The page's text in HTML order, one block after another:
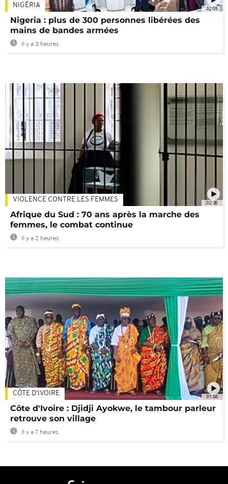
02:08
NIGÉRIA
Nigeria : plus de 300 personnes libérées des
mains de bandes armées
Il y a 3 heures
02:30
VIOLENCE CONTRE LES FEMMES
Afrique du Sud : 70 ans après la marche des
femmes, le combat continue
Il y a 2 heures
01:58
CÔTE D'IVOIRE
Côte d'Ivoire : Djidji Ayokwe, le tambour parleur
retrouve son village
Il y a 7 heures